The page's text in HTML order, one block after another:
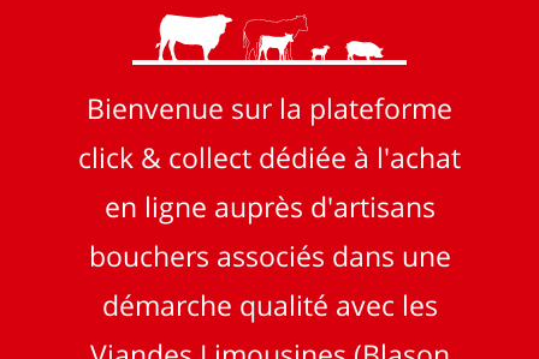
Bienvenue sur la plateforme
click & collect dédiée à l'achat
en ligne auprès d'artisans
bouchers associés dans une
démarche qualité avec les